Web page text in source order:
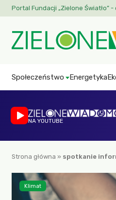
Portal Fundacji „Zielone Światło”
Społeczeństwo Energetyka
NA YOUTUBE
Strona główna » spotkanie
Klimat